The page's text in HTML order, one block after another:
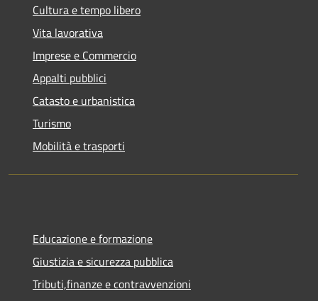
Cultura e tempo libero
Vita lavorativa
Imprese e Commercio
Appalti pubblici
Catasto e urbanistica
Turismo
Mobilità e trasporti
Educazione e formazione
Giustizia e sicurezza pubblica
Tributi,finanze e contravvenzioni